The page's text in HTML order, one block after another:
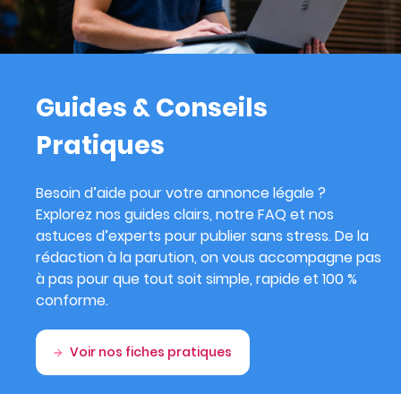
Guides & Conseils
Pratiques
Besoin d’aide pour votre annonce légale ?
Explorez nos guides clairs, notre FAQ et nos
astuces d’experts pour publier sans stress. De la
rédaction à la parution, on vous accompagne pas
à pas pour que tout soit simple, rapide et 100 %
conforme.
Voir nos fiches pratiques